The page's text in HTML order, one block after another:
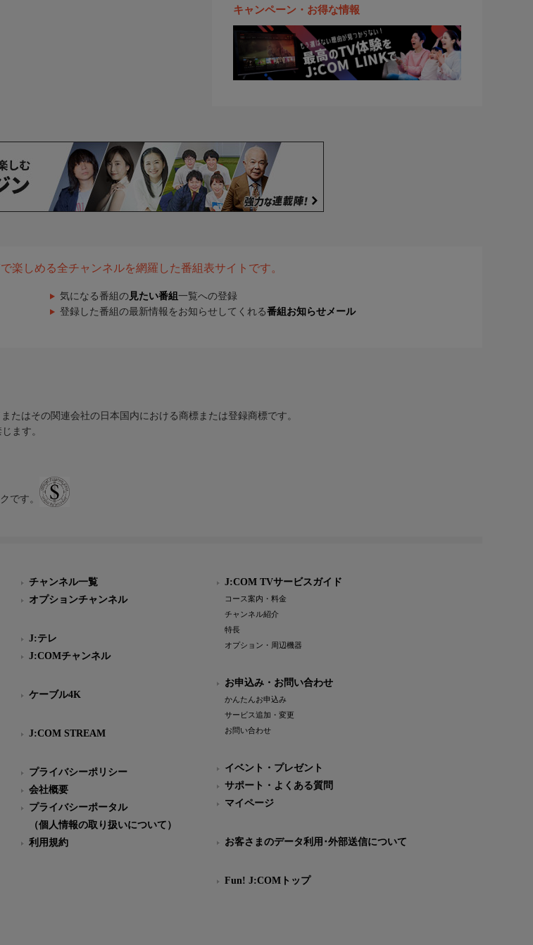
キャンペーン・お得な情報
楽しめる全チャンネルを網羅した番組表サイトです。
気になる番組の 見たい番組 一覧への登録
登録した番組の最新情報をお知らせしてくれる番組お知らせメール
たはその関連会社の日本国内における商標または登録商標です。
ます。
です。
チャンネル一覧
オプションチャンネル
J:テレ
J:COMチャンネル
ケーブル4K
J:COM STREAM
プライバシーポリシー
会社概要
プライバシーポータル
（個人情報の取り扱いについて）
利用規約
J:COM TVサービスガイド
コース案内・料金
チャンネル紹介
特長
オプション・周辺機器
お申込み・お問い合わせ
かんたんお申込み
サービス追加・変更
お問い合わせ
イベント・プレゼント
サポート・よくある質問
マイページ
お客さまのデータ利用･外部送信について
Fun! J:COMトップ